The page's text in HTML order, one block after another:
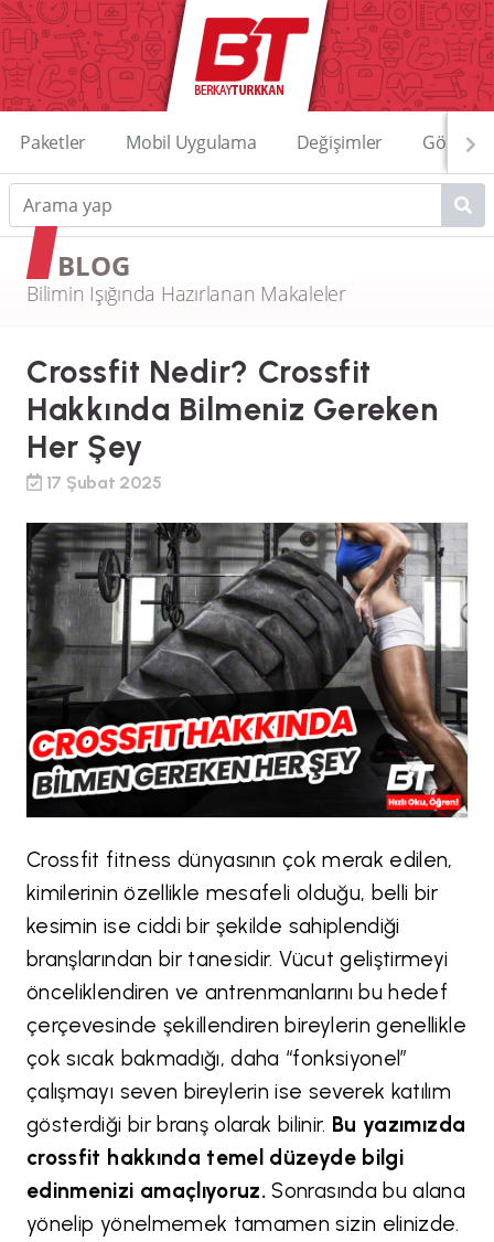
Paketler Mobil Uygulama Değişimler
BLOG
Bilimin Işığında Hazırlanan Makaleler
Crossfit Nedir? Crossfit
Hakkında Bilmeniz Gereken
Her Şey
17 Şubat 2025
Crossfit fitness dünyasının çok merak edilen,
kimilerinin özellikle mesafeli olduğu, belli bir
kesimin ise ciddi bir şekilde sahiplendiği
branşlarından bir tanesidir. Vücut geliştirmeyi
önceliklendiren ve antrenmanlarını bu hedef
çerçevesinde şekillendiren bireylerin genellikle
çok sıcak bakmadığı, daha “fonksiyonel”
çalışmayı seven bireylerin ise severek katılım
gösterdiği bir branş olarak bilinir. Bu yazımızda
crossfit hakkında temel düzeyde bilgi
edinmenizi amaçlıyoruz. Sonrasında bu alana
yönelip yönelmemek tamamen sizin elinizde.